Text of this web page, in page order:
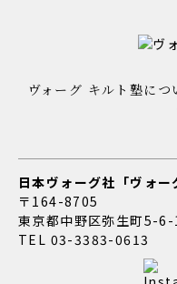
ヴォーグ キルト塾につ
日本ヴォーグ社「ヴォ
〒164-8705
東京都中野区弥生町5-
TEL 03-3383-0613